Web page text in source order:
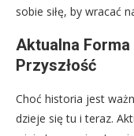
sobie siłę, by wracać
Aktualna Forma
Przyszłość
Choć historia jest
dzieje się tu i teraz.